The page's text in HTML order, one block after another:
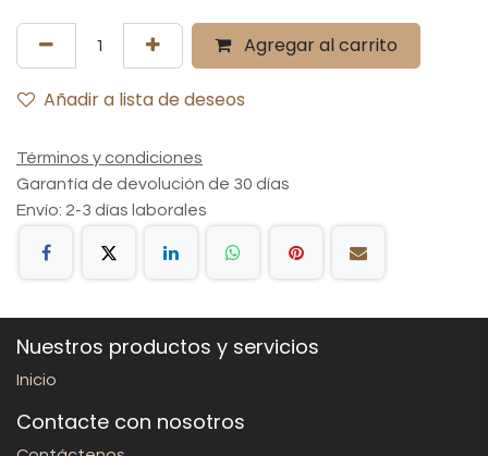
Agregar al carrito
Añadir a lista de deseos
Términos y condiciones
Garantía de devolución de 30 días
Envío: 2-3 días laborales
Nuestros productos y servicios
Inicio
Contacte con nosotros